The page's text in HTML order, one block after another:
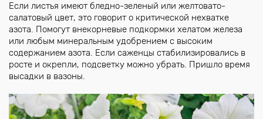
Если листья имеют бледно-зеленый или желтовато-
салатовый цвет, это говорит о критической нехватке
азота. Помогут внекорневые подкормки хелатом железа
или любым минеральным удобрением с высоким
содержанием азота. Если саженцы стабилизировались в
росте и окрепли, подсветку можно убрать. Пришло время
высадки в вазоны.